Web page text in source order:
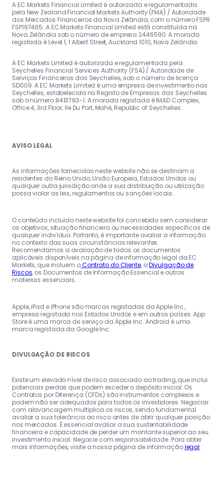
A EC Markets Financial Limited é autorizada e regulamentada
pela New Zealand Financial Markets Authority (FMA) / Autoridade
dos Mercados Financeiros da Nova Zelândia, com o número FSPR
FSP197465. A EC Markets Financial Limited está constituída na
Nova Zelândia sob o número de empresa 2446590. A morada
registada é Level 1, 1 Albert Street, Auckland 1010, Nova Zelândia.
A EC Markets Limited é autorizada e regulamentada pela
Seychelles Financial Services Authority (FSA) / Autoridade de
Serviços Financeiros das Seychelles, sob o número de licença
SD009. A EC Markets Limited é uma empresa de investimento nas
Seychelles, estabelecida no Registo de Empresas das Seychelles
sob o número 8413793-1. A morada registada é IMAD Complex,
Office 4, 3rd Floor, Ile Du Port, Mahé, Republic of Seychelles.
AVISO LEGAL
As informações fornecidas neste website não se destinam a
residentes do Reino Unido, União Europeia, Estados Unidos ou
qualquer outra jurisdição onde a sua distribuição ou utilização
possa violar as leis, regulamentos ou sanções locais.
O conteúdo incluído neste website foi concebido sem considerar
os objetivos, situação financeira ou necessidades específicas de
qualquer indivíduo. Portanto, é importante avaliar a informação
no contexto das suas circunstâncias relevantes.
Recomendamos a avaliação de todos os documentos
aplicáveis disponíveis na página de informação legal da EC
Markets, que incluem oContrato do Cliente, aDivulgação de
Riscos, os Documentos de Informação Essencial e outros
materiais essenciais.
Apple, iPad e iPhone são marcas registadas da Apple Inc.,
empresa registada nos Estados Unidos e em outros países. App
Store é uma marca de serviço da Apple Inc. Android é uma
marca registada da Google Inc.
DIVULGAÇÃO DE RISCOS
Existe um elevado nível de risco associado ao trading, que inclui
potenciais perdas que podem exceder o depósito inicial. Os
Contratos por Diferença (CFDs) são instrumentos complexos e
podem não ser adequados para todos os investidores. Negociar
com alavancagem multiplica os riscos, sendo fundamental
avaliar a sua tolerância ao risco antes de abrir qualquer posição
nos mercados. É essencial avaliar a sua sustentabilidade
financeira e capacidade de perder um montante superior ao seu
investimento inicial. Negocie com responsabilidade. Para obter
mais informações, visite a nossa página de informaçãolegal.